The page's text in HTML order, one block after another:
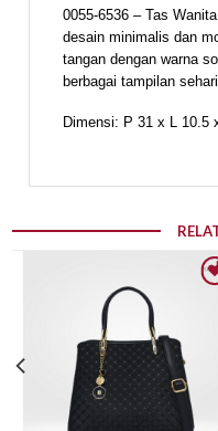
0055-6536 – Tas
desain minimalis dan
tangan dengan warna
berbagai tampilan
Dimensi: P 31 x L 10.5
Add to wishlist